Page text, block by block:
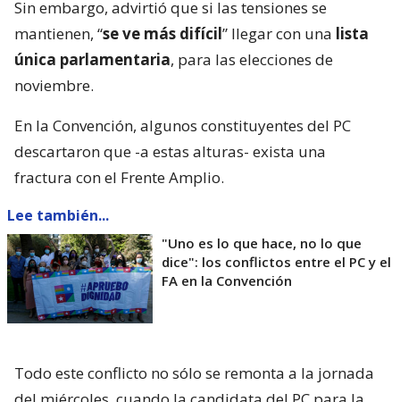
Sin embargo, advirtió que si las tensiones se
mantienen, “se ve más difícil” llegar con una lista
única parlamentaria, para las elecciones de
noviembre.
En la Convención, algunos constituyentes del PC
descartaron que -a estas alturas- exista una
fractura con el Frente Amplio.
Lee también...
"Uno es lo que hace, no lo que
dice": los conflictos entre el PC y el
FA en la Convención
Todo este conflicto no sólo se remonta a la jornada